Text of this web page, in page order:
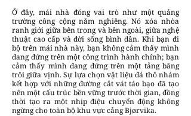
Ở đây, mái nhà đóng vai trò như một quảng
trường công cộng nằm nghiêng. Nó xóa nhòa
ranh giới giữa bên trong và bên ngoài, giữa nghệ
thuật cao cấp và đời sống bình dân. Khi bạn đi
bộ trên mái nhà này, bạn không cảm thấy mình
đang đứng trên một công trình hành chính; bạn
cảm thấy mình đang đứng trên một tảng băng
trôi giữa vịnh. Sự lựa chọn vật liệu đá thô nhám
kết hợp với những đường cắt vát táo bạo đã tạo
nên một cấu trúc bền vững trước thời gian, đồng
thời tạo ra một nhịp điệu chuyển động không
ngừng cho toàn bộ khu vực cảng Bjørvika.